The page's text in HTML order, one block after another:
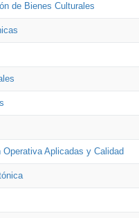
de Bienes Culturales
Aplicadas y Calidad